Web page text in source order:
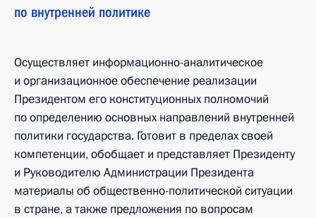
по внутренней политике
Осуществляет информационно-аналитическое
и организационное обеспечение реализации
Президентом его конституционных полномочий
по определению основных направлений внутренней
политики государства. Готовит в пределах своей
компетенции, обобщает и представляет Президенту
и Руководителю Администрации Президента
материалы об общественно-политической ситуации
в стране, а также предложения по вопросам